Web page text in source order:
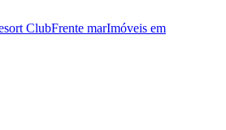
ClubFrente marImóveis em